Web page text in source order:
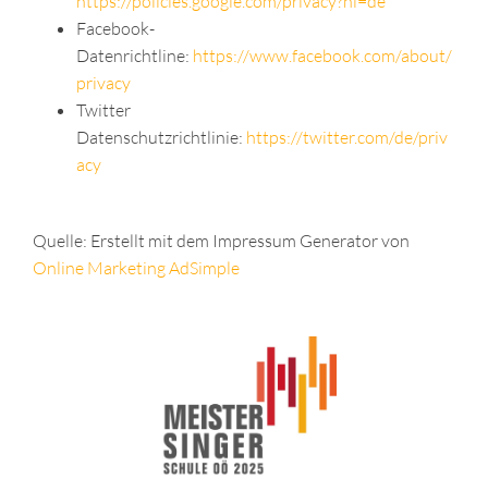
Facebook-
Datenrichtline: https://www.facebook.com/about/
privacy
Twitter
Datenschutzrichtlinie: https://twitter.com/de/priv
acy
Quelle: Erstellt mit dem Impressum Generator von
Online Marketing AdSimple